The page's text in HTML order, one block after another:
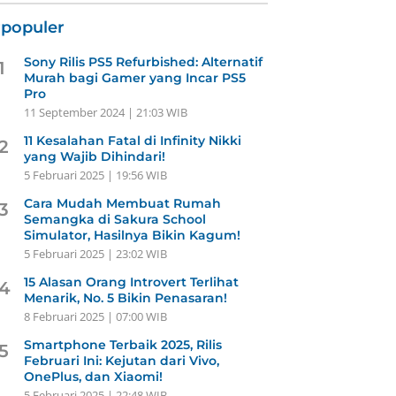
Sony Rilis PS5 Refurbished: Alternatif
Murah bagi Gamer yang Incar PS5
Pro
11 September 2024 | 21:03 WIB
11 Kesalahan Fatal di Infinity Nikki
yang Wajib Dihindari!
5 Februari 2025 | 19:56 WIB
Cara Mudah Membuat Rumah
Semangka di Sakura School
Simulator, Hasilnya Bikin Kagum!
5 Februari 2025 | 23:02 WIB
15 Alasan Orang Introvert Terlihat
Menarik, No. 5 Bikin Penasaran!
8 Februari 2025 | 07:00 WIB
Smartphone Terbaik 2025, Rilis
Februari Ini: Kejutan dari Vivo,
OnePlus, dan Xiaomi!